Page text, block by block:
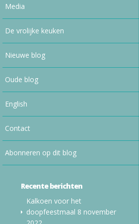
Media
De vrolijke keuken
Nieuwe blog
Oude blog
English
Contact
Abonneren op dit blog
Recente berichten
Kalkoen voor het
doopfeestmaal 8 november